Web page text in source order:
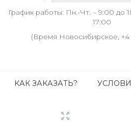
График работы: Пн.-Чт. – 9:00 до
17:00
(Время Новосибирское,
КАК ЗАКАЗАТЬ?